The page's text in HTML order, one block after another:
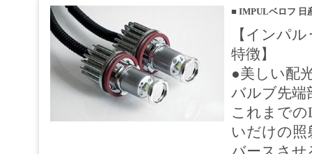
■ IMPULベロフ 日
【インパ
特徴】
●美しい配
バルブ先端
これまで
いだけの照